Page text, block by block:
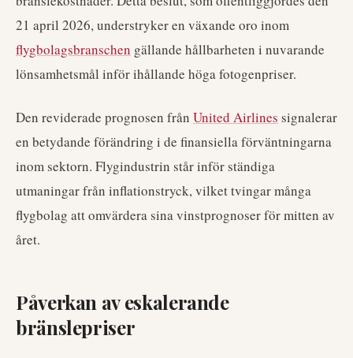
21 april 2026, understryker en växande oro inom
flygbolagsbranschen gällande hållbarheten i nuvarande
lönsamhetsmål inför ihållande höga fotogenpriser.
Den reviderade prognosen från United Airlines signalerar
en betydande förändring i de finansiella förväntningarna
inom sektorn. Flygindustrin står inför ständiga
utmaningar från inflationstryck, vilket tvingar många
flygbolag att omvärdera sina vinstprognoser för mitten av
året.
Påverkan av eskalerande
bränslepriser